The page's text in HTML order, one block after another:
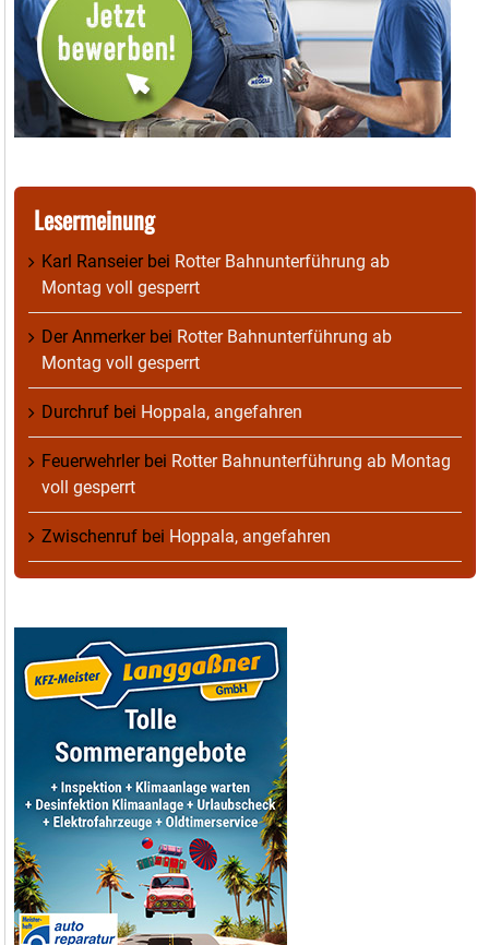
Lesermeinung
Karl Ranseierbei Rotter Bahnunterführung ab
Montag voll gesperrt
Der Anmerkerbei Rotter Bahnunterführung ab
Montag voll gesperrt
Durchruf bei Hoppala, angefahren
Feuerwehrlerbei Rotter Bahnunterführung ab Montag
voll gesperrt
Zwischenruf bei Hoppala, angefahren